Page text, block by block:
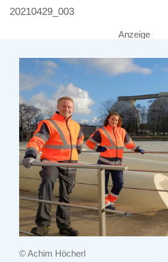
20210429_003
Anzeige
© Achim Höcherl